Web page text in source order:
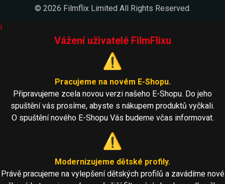
© 2026 Filmflix Limited All Rights Reserved.
i
Vážení uživatelé FilmFlixu
⚠️
Pracujeme na novém E-Shopu.
Připravujeme zcela novou verzi našeho E-Shopu. Do jeho
spuštění vás prosíme, abyste s nákupem produktů vyčkali.
O spuštění nového E-Shopu Vás budeme včas informovat.
⚠️
Modernizujeme dětské profily.
Právě pracujeme na vylepšení dětských profilů a zavádíme nové